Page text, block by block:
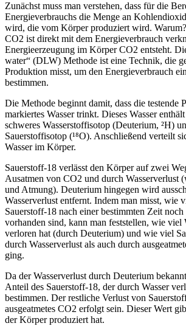
Zunächst muss man verstehen, dass für die
Energieverbrauchs die Menge an
wird, die vom Körper produziert wird.
CO2 ist direkt mit dem Energieverbrauch
Energieerzeugung im Körper CO2 entsteht.
water“ (DLW) Methode ist eine Technik, die
Produktion misst, um den Energieverbrauch
bestimmen.
Die Methode beginnt damit, dass die testende
markiertes Wasser trinkt. Dieses Wasser
schweres Wasserstoffisotop (Deuterium, ²H)
Sauerstoffisotop (¹⁸O). Anschließend verteilt
Wasser im Körper.
Sauerstoff-18 verlässt den Körper auf zwei
Ausatmen von CO2 und durch Wasserverlust
und Atmung). Deuterium hingegen wird
Wasserverlust entfernt. Indem man misst, wie
Sauerstoff-18 nach einer bestimmten Zeit
vorhanden sind, kann man feststellen, wie viel
verloren hat (durch Deuterium) und wie viel
durch Wasserverlust als auch durch
ging.
Da der Wasserverlust durch Deuterium
Anteil des Sauerstoff-18, der durch Wasser
bestimmen. Der restliche Verlust von
ausgeatmetes CO2 erfolgt sein. Dieser Wert
der Körper produziert hat.